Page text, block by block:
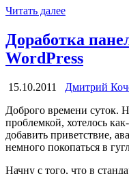
Читать далее
Доработка
WordPress
15.10.2011 Дмитрий
Доброго времени суток.
проблемкой, хотелось
добавить приветствие,
немного покопаться в
Начну с того, что в